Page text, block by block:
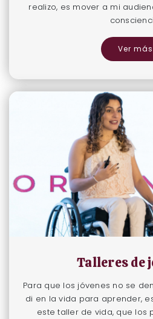
realizo, es mover a mi
Ver más
Talleres de
Para que los jóvenes no se
di en la vida para aprender,
este taller de vida, que los